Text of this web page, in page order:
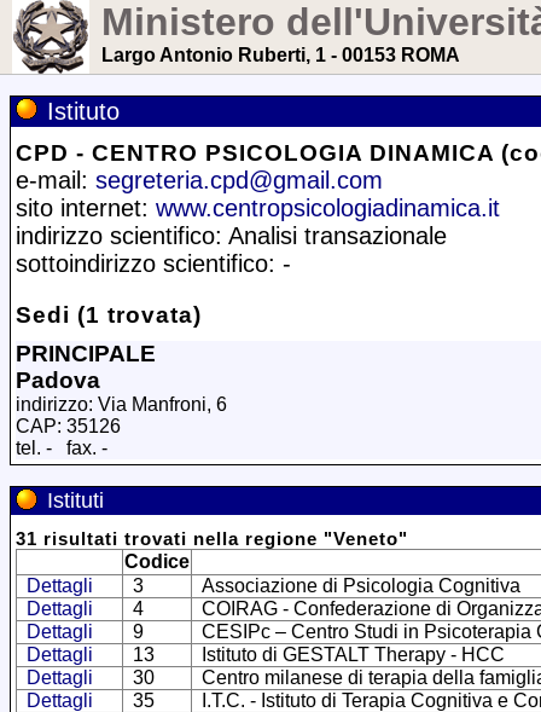
Ministero
Largo Antonio Ruberti, 1 - 00153 ROMA
Istituto
CPD - CENTRO PSICOLOGIA DINAMICA
e-mail: segreteria.cpd@gmail.com
sito internet: www.centropsicologiadinamica.it
indirizzo scientifico: Analisi transazionale
sottoindirizzo scientifico: -
Sedi (1 trovata)
PRINCIPALE
Padova
indirizzo: Via Manfroni, 6
CAP: 35126
tel. - fax. -
Istituti
31 risultati trovati nella regione "Veneto"
Codice
Dettagli
3
Associazione di Psicologia Cognitiva
Dettagli
4
COIRAG - Confederazione di
Dettagli
9
CESIPc – Centro Studi in Psicoterapia
Dettagli
13
Istituto di GESTALT Therapy - HCC
Dettagli
30
Centro milanese di terapia della
Dettagli
35
I.T.C. - Istituto di Terapia Cognitiva e